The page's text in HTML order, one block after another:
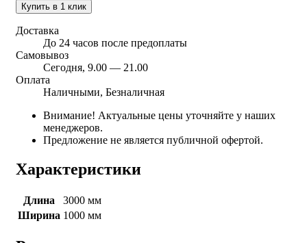
Купить в 1 клик
Доставка
До 24 часов после предоплаты
Самовывоз
Сегодня, 9.00 — 21.00
Оплата
Наличными, Безналичная
Внимание! Актуальные цены уточняйте у наших
менеджеров.
Предложение не является публичной офертой.
Характеристики
Длина
3000 мм
Ширина 1000 мм